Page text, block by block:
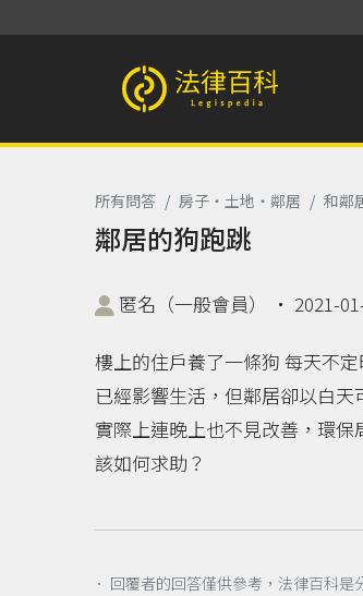
法律百科 Legispedia
所有問答 / 房子‧土地‧鄰居 / 和鄰
鄰居的狗跑跳
匿名（一般會員） ‧ 2021-
樓上的住戶養了一條狗 每天不定
已經影響生活，但鄰居卻以白
實際上連晚上也不見改善，環
該如何求助？
． 回覆者的回答僅供參考，法律百科